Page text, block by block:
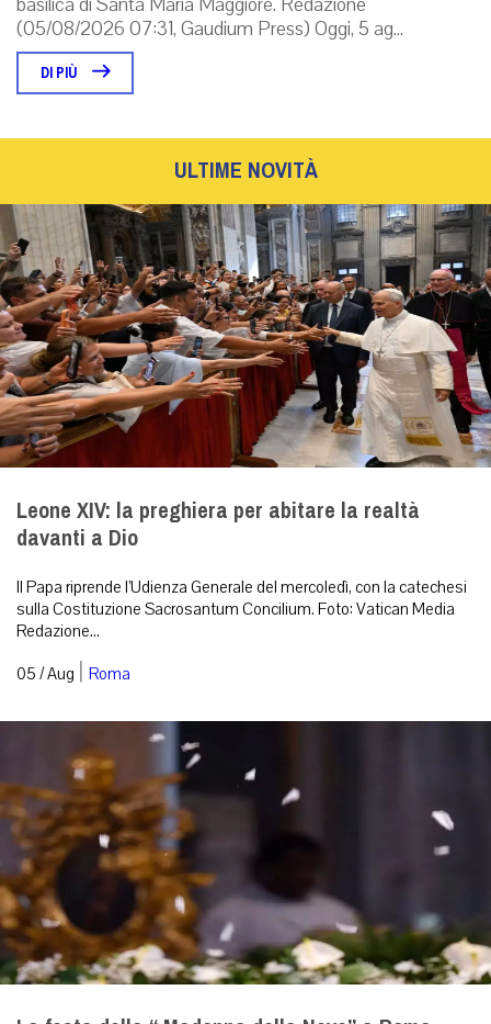
(05/08/2026 07:31, Gaudium Press) Oggi, 5 ag...
DI PIÙ
ULTIME NOVITÀ
Leone XIV: la preghiera per abitare la realtà
davanti a Dio
Il Papa riprende l’Udienza Generale del mercoledì, con la catechesi
sulla Costituzione Sacrosantum Concilium. Foto: Vatican Media
Redazione...
05 / Aug | Roma